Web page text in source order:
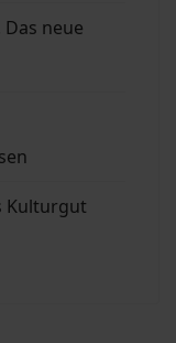
neue
Kulturgut